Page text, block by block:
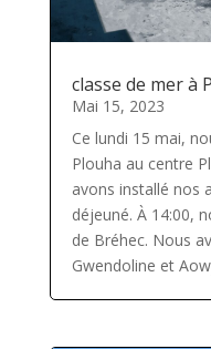
classe de mer à
Mai 15, 2023
Ce lundi 15 mai,
Plouha au centre
avons installé nos
déjeuné. À 14:00,
de Bréhec. Nous
Gwendoline et